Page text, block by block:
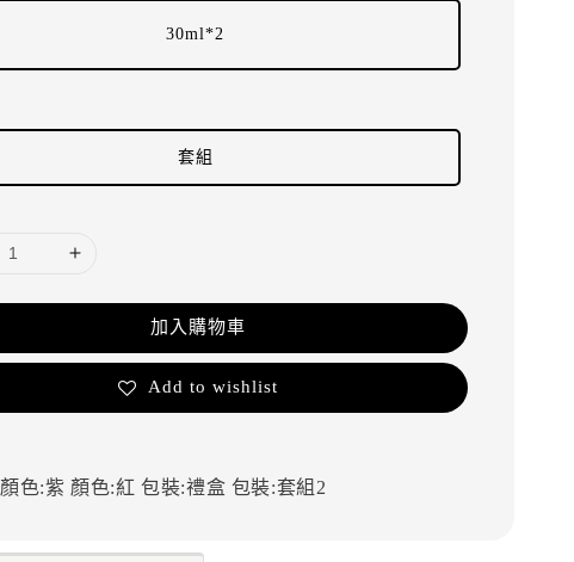
30ml*2
套組
加入購物車
Add to wishlist
顏色:紫 顏色:紅包裝:禮盒 包裝:套組2